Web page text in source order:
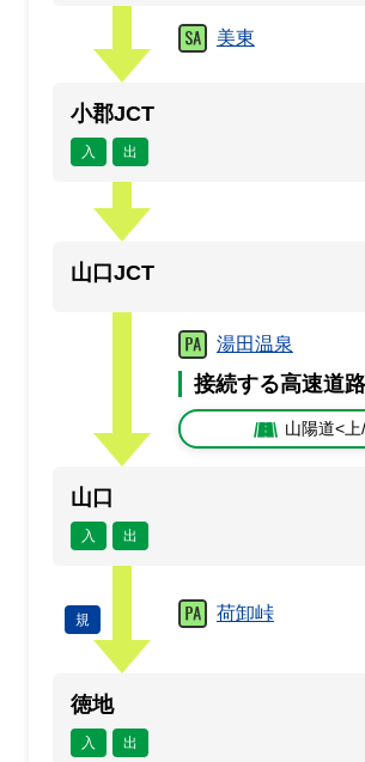
美東
小郡JCT
入 出
山口JCT
湯田温泉
接続する高速道路
山陽道<
山口
入 出
規 荷卸峠
徳地
入 出